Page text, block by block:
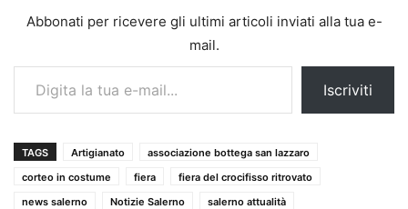
Abbonati per ricevere gli ultimi articoli inviati alla tua e-
mail.
Digita la tua e-mail...
Iscriviti
TAGS Artigianato
associazione bottega san lazzaro
corteo in costume
fiera
fiera del crocifisso ritrovato
news salerno
Notizie Salerno salerno attualità